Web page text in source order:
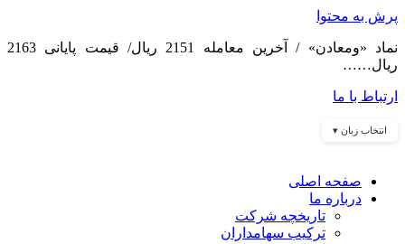
پرش به محتوا
نماد «ومعادن» / آخرین معامله 2151 ریال/ قیمت پایانی 2163
ریال……
ارتباط با ما
انتخاب زبان ▾
صفحه اصلی
درباره ما
تاریخچه شرکت
ترکیب سهامداران